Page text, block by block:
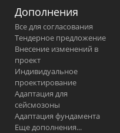
Дополнения
Все для согласования
Тендерное предложение
Внесение изменений в
проект
Индивидуальное
проектирование
Адаптация для
сейсмозоны
Адаптация фундамента
Еще дополнения...